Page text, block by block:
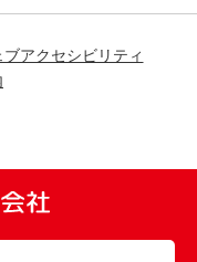
ブアクセシビリティ